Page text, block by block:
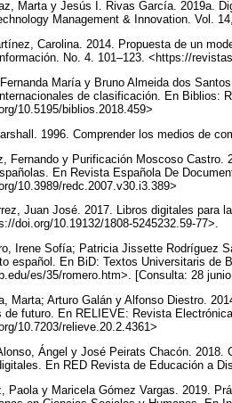
Marta y Jesús I. Rivas García. 2019a.
Management & Innovation. Vol.
Carolina. 2014. Propuesta de un
No. 4. 101–123. <https://
María y Bruno Almeida dos
de clasificación. En Biblios:
10.5195/biblios.2018.459>
1996. Comprender los medios de
Fernando y Purificación Moscoso
En Revista Española De
10.3989/redc.2007.v30.i3.389>
Juan José. 2017. Libros digitales para
doi.org/10.19132/1808-5245232.59-77>.
Irene Sofía; Patricia Jissette Rodríguez
español. En BiD: Textos Universitaris de
es/35/romero.htm>. [Consulta: 28
Marta; Arturo Galán y Alfonso Diestro.
de futuro. En RELIEVE: Revista
10.7203/relieve.20.2.4361>
Ángel y José Peirats Chacón.
En RED Revista de Educación a
Paola y Maricela Gómez Vargas. 2019.